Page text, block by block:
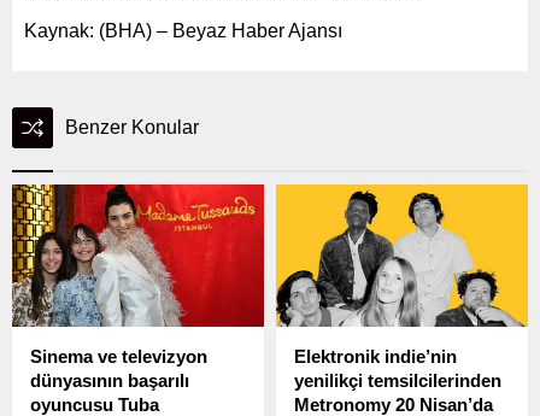
Kaynak: (BHA) – Beyaz Haber Ajansı
Benzer Konular
Sinema ve televizyon
dünyasının başarılı
oyuncusu Tuba
Elektronik indie’nin
yenilikçi temsilcilerinden
Metronomy 20 Nisan’da